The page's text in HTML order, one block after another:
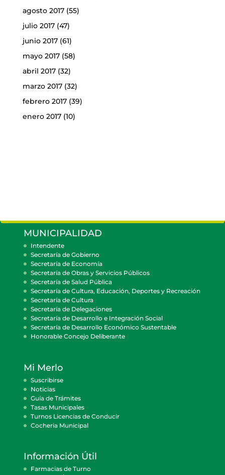
agosto 2017(55)
julio 2017(47)
junio 2017(61)
mayo 2017(58)
abril 2017(32)
marzo 2017(32)
febrero 2017(39)
enero 2017(10)
MUNICIPALIDAD
Intendente
Secretaría de Gobierno
Secretaría de Economía
Secretaría de Obras y Servicios Públicos
Secretaría de Salud Pública
Secretaría de Cultura, Educación, Deportes y Recreación
Secretaría de Cultura
Secretaría de Delegaciones
Secretaría de Desarrollo e Integración Social
Secretaría de Desarrollo Económico Sustentable
Honorable Concejo Deliberante
Mi Merlo
Suscribirse
Noticias
Guía de Trámites
Tasas Municipales
Turnos Licencias de Conducir
Cocheria Municipal
Información Útil
Farmacias de Turno